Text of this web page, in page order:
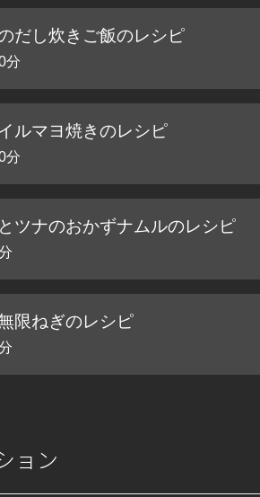
だし炊きご飯のレシピ
分
ルマヨ焼きのレシピ
分
ツナのおかずナムルのレシピ
限ねぎのレシピ
ョン